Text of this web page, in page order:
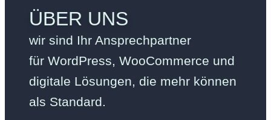
ÜBER UNS
wir sind Ihr Ansprechpartner
für WordPress, WooCommerce und
digitale Lösungen, die mehr können
als Standard.